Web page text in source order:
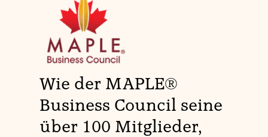
Wie der MAPLE®
Business Council seine
über 100 Mitglieder,